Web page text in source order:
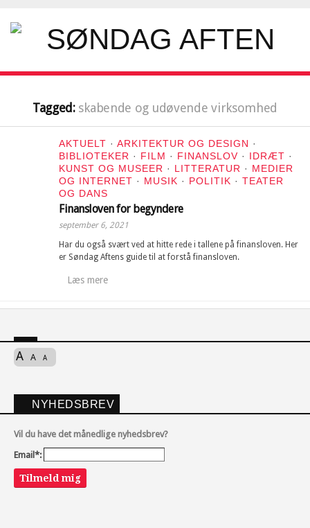
Tagged: skabende og udøvende virksomhed
AKTUELT · ARKITEKTUR OG DESIGN ·
BIBLIOTEKER · FILM · FINANSLOV · IDRÆT ·
KUNST OG MUSEER · LITTERATUR · MEDIER
OG INTERNET · MUSIK · POLITIK · TEATER
OG DANS
Finansloven for begyndere
september 6, 2021
Har du også svært ved at hitte rede i tallene på finansloven. Her
er Søndag Aftens guide til at forstå finansloven.
Læs mere
A A A
NYHEDSBREV
Vil du have det månedlige nyhedsbrev?
Email*:
Tilmeld mig